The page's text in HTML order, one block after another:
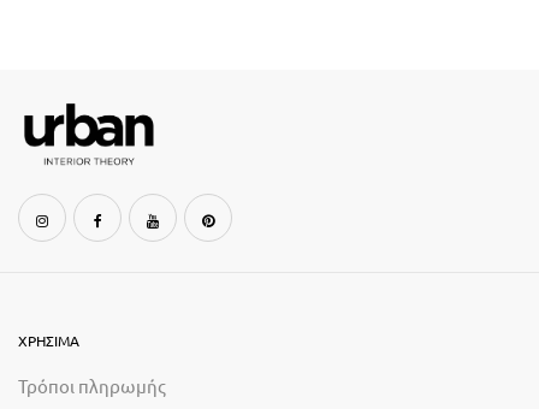
ΧΡΗΣΙΜΑ
Τρόποι πληρωμής